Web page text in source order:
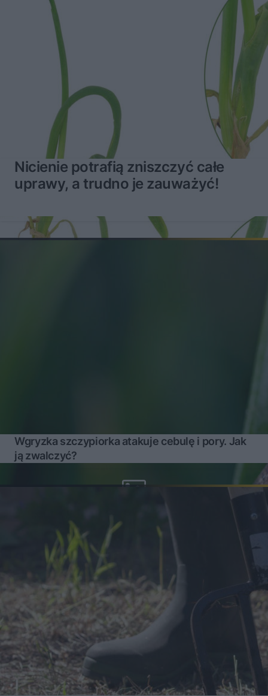
Nicienie potrafią zniszczyć całe
uprawy, a trudno je zauważyć!
Wgryzka szczypiorka atakuje cebulę i pory. Jak
ją zwalczyć?